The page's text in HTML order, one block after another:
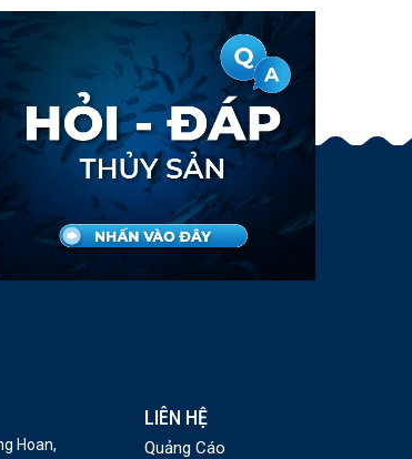
Hoan,
LIÊN HỆ
Quảng Cáo